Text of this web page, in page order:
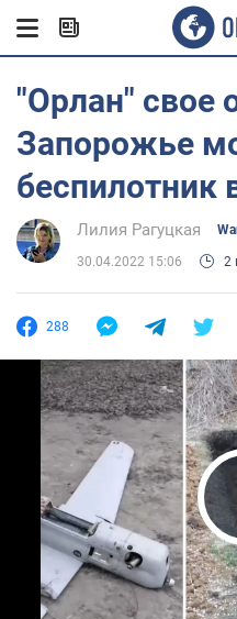
"Орлан" свое
Запорожье
беспилотник
Лилия Рагуцкая
30.04.2022 15:06 2
288